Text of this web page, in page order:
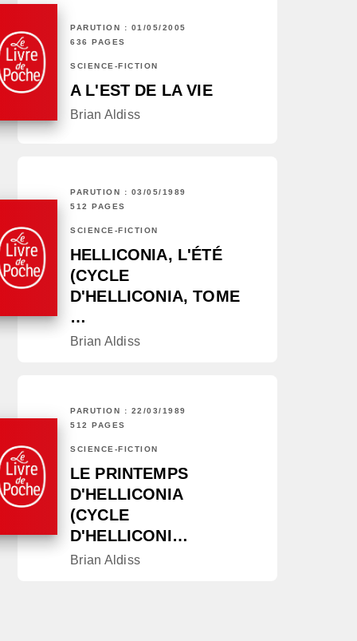
PARUTION : 01/05/2005
636 PAGES
SCIENCE-FICTION
A L'EST DE LA VIE
Brian Aldiss
PARUTION : 03/05/1989
512 PAGES
SCIENCE-FICTION
HELLICONIA, L'ÉTÉ
(CYCLE
D'HELLICONIA, TOME
…
Brian Aldiss
PARUTION : 22/03/1989
512 PAGES
SCIENCE-FICTION
LE PRINTEMPS
D'HELLICONIA
(CYCLE
D'HELLICONI…
Brian Aldiss